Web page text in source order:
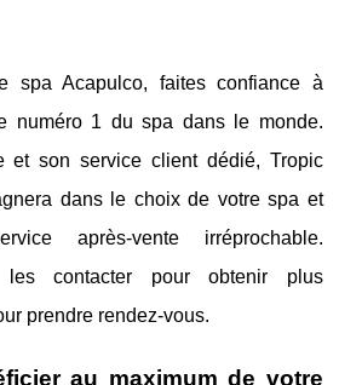
spa Acapulco, faites confiance à
numéro 1 du spa dans le monde.
et son service client dédié, Tropic
dans le choix de votre spa et
après-vente irréprochable.
contacter pour obtenir plus
prendre rendez-vous.
au maximum de votre